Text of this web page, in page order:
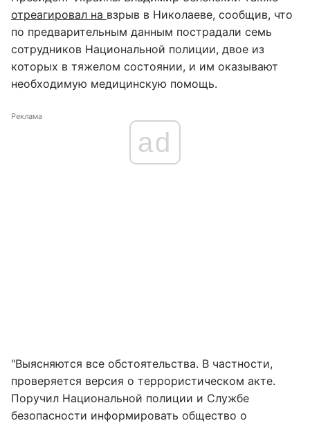
отреагировал на взрыв в Николаеве, сообщив, что
по предварительным данным пострадали семь
сотрудников Национальной полиции, двое из
которых в тяжелом состоянии, и им оказывают
необходимую медицинскую помощь.
Реклама
ad
"Выясняются все обстоятельства. В частности,
проверяется версия о террористическом акте.
Поручил Национальной полиции и Службе
безопасности информировать общество о